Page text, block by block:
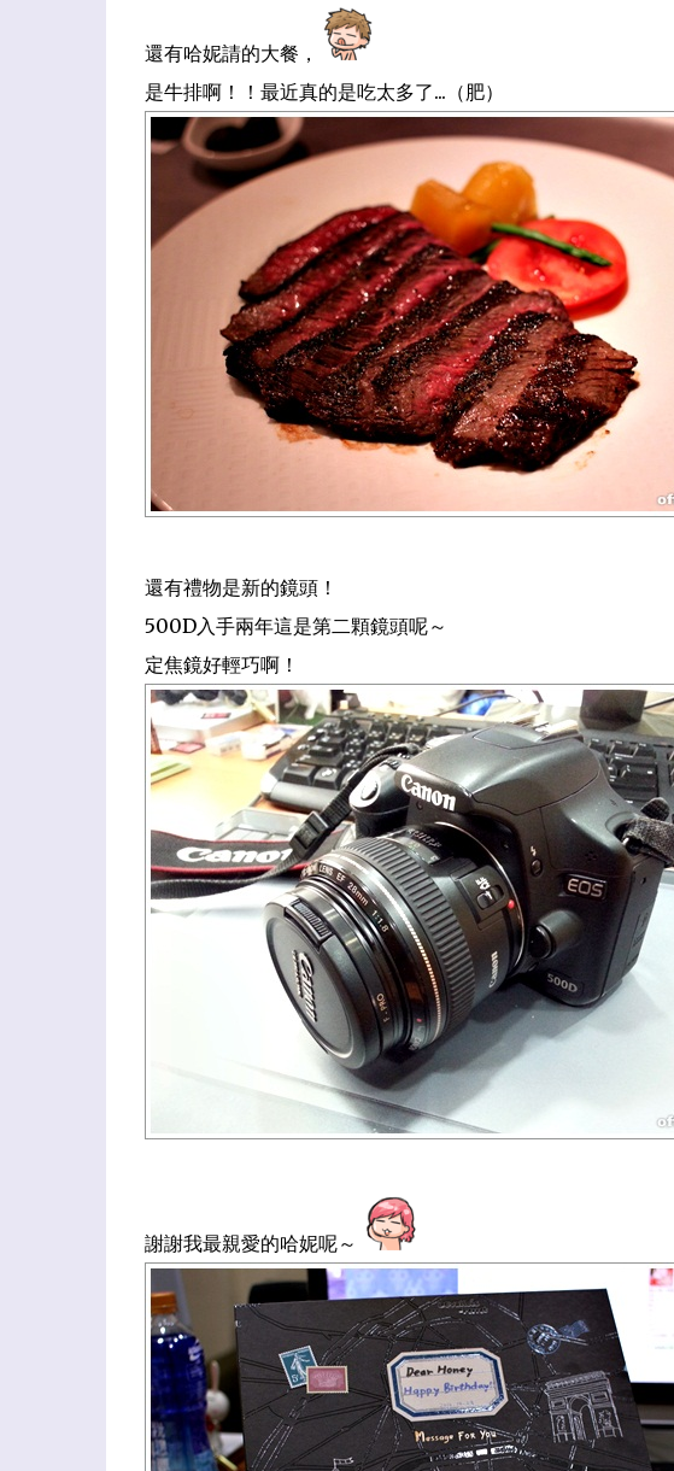
還有哈妮請的大餐 ，
是牛排啊！！ 最近真的是吃太多了...（肥）
還有禮物是新的鏡頭！
500D入手兩年這是第二顆鏡頭呢～
定焦鏡好輕巧啊！
謝謝我最親愛的哈妮呢～